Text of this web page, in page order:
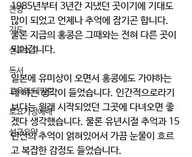
찬양
기도
선교소식
독서
교육과 테필린
토요가정예배
설교요약
1985년부터 3년간 지냈던 곳이기에 기대도
많이 되었고 언제나 추억에 잠기곤 합니다.
물론 지금의 홍콩은 그때와는 전혀 다른 곳이
되어갑니다.
일본에 유미상이 오면서 홍콩에도 가야하는
데 하는 생각이 들었습니다. 인간적으로라기
보다는 원래 시작되었던 그곳에 다녀오면 좋
겠다 생각했습니다. 물론 유년시절 추억과 15
년전의 추억이 얽혀있어서 가끔 눈물이 흐르
고 복잡한 감정도 들었습니다.